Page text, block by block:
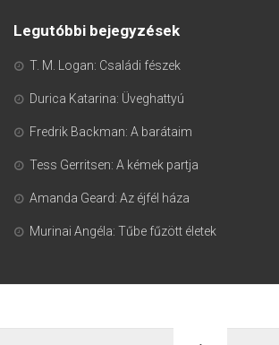
Legutóbbi bejegyzések
T. M. Logan: Családi fészek
Durica Katarina: Üveghattyú
Fredrik Backman: A barátaim
Tess Gerritsen: A kémek partja
Amanda Geard: Az éjfél háza
Murinai Angéla: Tűbe fűzött életek